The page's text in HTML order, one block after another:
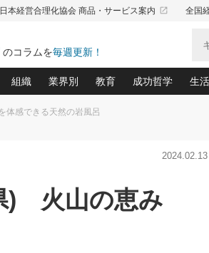
日本経営合理化協会 商品・サービス案内 launch 全国
のコラムを毎週更新！
2026.08.5
と
ておきたい、やってお
営戦略の新常識』(12)
スピーチ」ネタ帳(159)
ット商品」(109)
術(102)
ネが残る決算書にするために、やっておきた
を守り抜くための緊急対策(100)
算書の会社はココが違う！(36)
組織
職場の生産性を下げるハラスメントの予防
賃金決定の定石(68)
顧客・社員・社会から支持される「ウェ
業界別
大久保一彦の“流行る”お店の仕組
柿内幸夫─社長のための現場改善
教育
あなただからお願い
クレーム対応 実践マ
クレーム対応の新知識
デキル社員に育てる！
成功哲学
中国哲学に学
令和時代の「
先人の名句名
渡部昇一の「
経営に活かす“
生活
(50)
感できる天然の岩風呂
2024.02.13
) 火山の恵み